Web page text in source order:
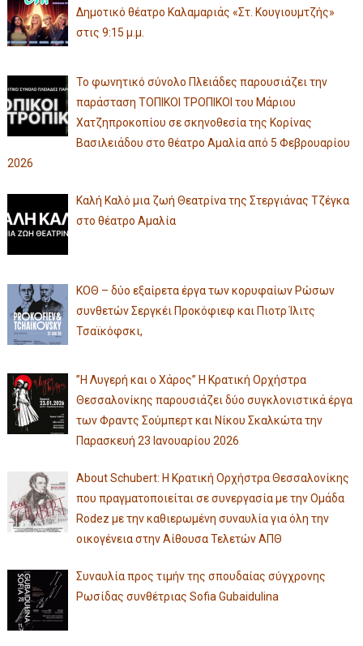
Δημοτικό θέατρο Καλαμαριάς «Στ. Κουγιουμτζής»
στις 9:15 μ.μ.
Το φωνητικό σύνολο Πλειάδες παρουσιάζει την
παράσταση ΤΟΠΙΚΟΙ ΤΡΟΠΙΚΟΙ του Μάριου
Χατζηπροκοπίου σε σκηνοθεσία της Κορίνας
Βασιλειάδου στο θέατρο Αμαλία από 5 Φεβρουαρίου
2026
Καλή Καλό μια ζωή Θεατρίνα της Στεργιάνας Τζέγκα
στο θέατρο Αμαλία
ΚΟΘ – δύο εξαίρετα έργα των κορυφαίων Ρώσων
συνθετών Σεργκέι Προκόφιεφ και Πιοτρ Ίλιτς
Τσαϊκόφσκι,
”Η Λυγερή και ο Χάρος” Η Κρατική Ορχήστρα
Θεσσαλονίκης παρουσιάζει δύο συγκλονιστικά έργα
των Φραντς Σούμπερτ και Νίκου Σκαλκώτα την
Παρασκευή 23 Ιανουαρίου 2026
About Schubert: Η Κρατική Ορχήστρα Θεσσαλονίκης
που πραγματοποιείται σε συνεργασία με την Ομάδα
Rodez με την καθιερωμένη συναυλία για όλη την
οικογένεια στην Αίθουσα Τελετών ΑΠΘ
Συναυλία προς τιμήν της σπουδαίας σύγχρονης
Ρωσίδας συνθέτριας Sofia Gubaidulina